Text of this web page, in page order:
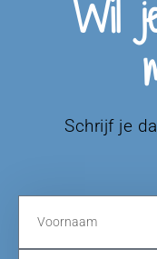
Wil
Schrijf je